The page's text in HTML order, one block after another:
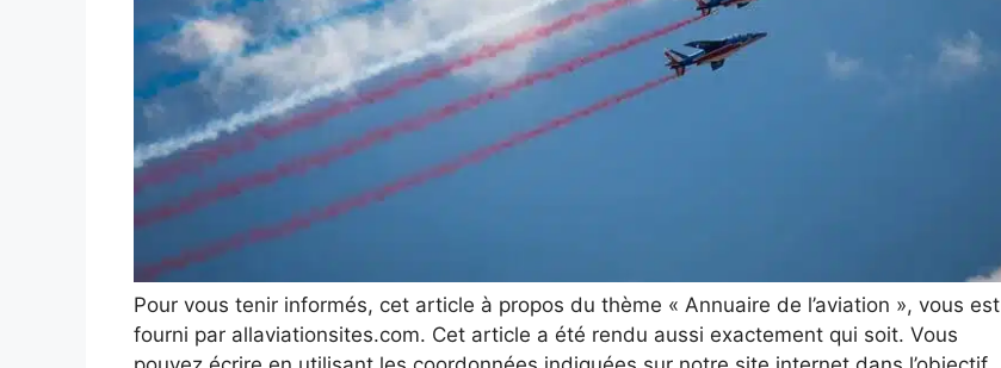
Pour vous tenir informés, cet article à propos du thème « Annuaire de l’aviation », vous est
fourni par allaviationsites.com. Cet article a été rendu aussi exactement qui soit. Vous